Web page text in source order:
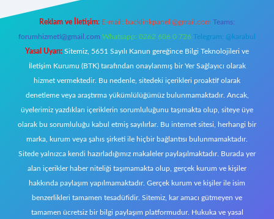
Reklam ve İletişim: E-mail: backlinkpaneli@gmail.com Teams:
forumhizmeti@gmail.com Whatsapp: 0262 606 0 726 Telegram: @karabul
Yasal Uyarı: Sitemiz, 5651 Sayılı Kanun gereğince Bilgi Teknolojileri ve
İletişim Kurumu (BTK) tarafından onaylanmış bir Yer Sağlayıcı olarak
hizmet vermektedir. Bu nedenle, sitedeki içerikleri proaktif olarak
denetleme veya araştırma yükümlülüğümüz bulunmamaktadır. Ancak,
üyelerimiz yazdıkları içeriklerin sorumluluğunu taşımakta olup, siteye üye
olarak bu sorumluluğu kabul etmiş sayılırlar. Bu internet sitesi, herhangi bir
marka, kurum veya şahıs şirketi ile hiçbir bağlantısı bulunmamaktadır.
Sitede yalnızca kendi hazırladığımız makaleler paylaşılmaktadır. Burada yer
alan içerikler haber niteliği taşımamakta olup, gerçek kurum ve kişiler
hakkında paylaşım yapılmamaktadır. Gerçek kurum ve kişiler ile isim
benzerlikleri tamamen tesadüfidir. Sitemiz, kar amacı gütmeyen ve
tamamen ücretsiz bir bilgi paylaşım platformudur. Hukuka ve yasal